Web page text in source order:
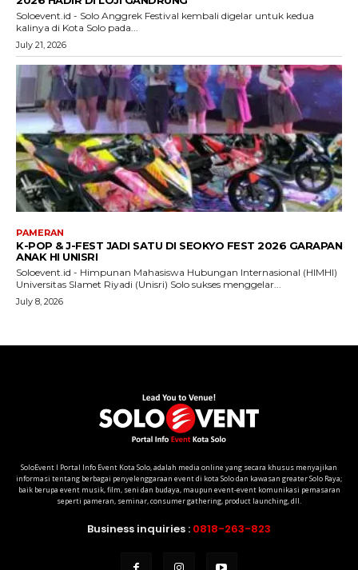
SoloEvent I Portal Info Event Kota Solo, adalah media online yang secara khusus menyajikan
informasi tentang berbagai penyelenggaraan event di kota Solo dan kawasan greater Solo Raya;
baik berupa event musik, film, seni dan budaya, maupun event-event komunikasi pemasaran
seperti pameran, seminar, consumer gathering, product launching, dll.
Business inquiries : 0818-263-823